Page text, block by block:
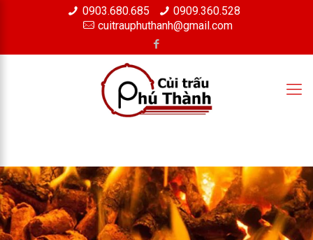
0903.680.685
0909.360.528
cuitrauphuthanh@gmail.com